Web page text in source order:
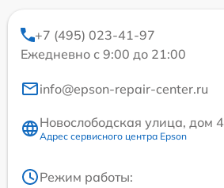
+7 (495) 023-41-97
Ежедневно с 9:00 до 21:00
info@epson-repair-center.ru
Новослободская улица, дом 4
Адрес сервисного центра Epson
Режим работы: